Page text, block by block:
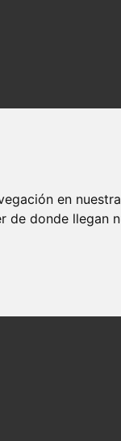
en
de donde llegan